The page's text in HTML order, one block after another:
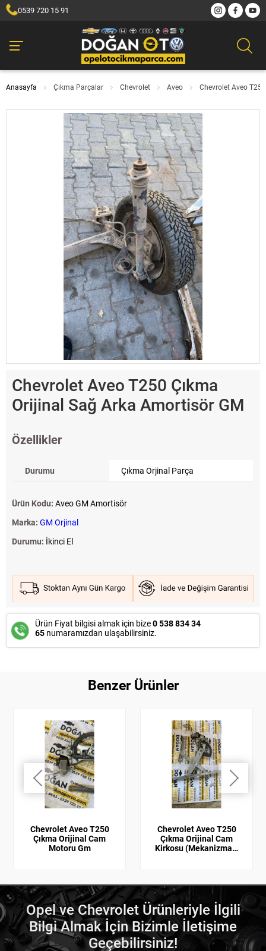
0539 720 15 91
Anasayfa Çıkma Parçalar Chevrolet Aveo Chevrolet Aveo
Chevrolet Aveo T250 Çıkma
Orijinal Sağ Arka Amortisör GM
Özellikler
Durumu Çıkma Orjinal Parça
Ürün Kodu: Aveo GM Amortisör
Marka: GM Orjinal
Durumu: İkinci El
Ürün Fiyat bilgisi almak için bize0 538 834 34
65 numaramızdan ulaşabilirsiniz.
Benzer Ürünler
Chevrolet Aveo T250
Çıkma Orijinal Cam
Motoru Gm
Chevrolet Aveo T250
Çıkma Orijinal Cam
Kirkosu (Mekanizması
Opel ve Chevrolet Ürünleriyle İlgili
Bilgi Almak İçin Bizimle İletişime
Geçebilirsiniz!